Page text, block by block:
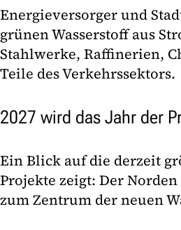
Energieversorger und
grünen Wasserstoff aus
Stahlwerke, Raffinerien,
Teile des Verkehrssektors.
2027 wird das Jahr der
Ein Blick auf die derzeit
Projekte zeigt: Der
zum Zentrum der neuen